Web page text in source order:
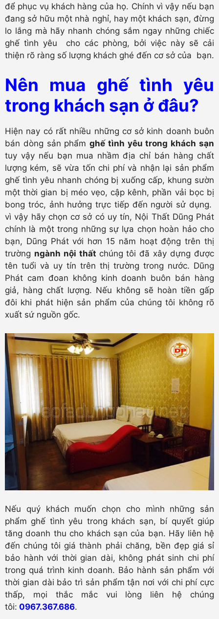
để phục vụ khách hàng của họ. Chính vì vậy nếu bạn
đang sở hữu một nhà nghỉ, hay một khách sạn, đừng
lo lắng mà hãy nhanh chóng sắm ngay những chiếc
ghế tình yêu cho các phòng, bởi việc này sẽ cải
thiện rõ ràng số lượng khách ghé đến cơ sở của bạn.
Nên mua ghế tình yêu
trong khách sạn ở đâu?
Hiện nay có rất nhiều những cơ sở kinh doanh buôn
bán dòng sản phẩmghế tình yêu trong khách sạn
tuy vậy nếu bạn mua nhầm địa chỉ bán hàng chất
lượng kém, sẽ vừa tốn chi phí và nhận lại sản phẩm
ghế tình yêu nhanh chóng bị xuống cấp, khung sườn
một thời gian bị méo vẹo, cập kênh, phần vải bọc bị
bong tróc, ảnh hưởng trực tiếp đến người sử dụng.
vì vậy hãy chọn cơ sở có uy tín, Nội Thất Dũng Phát
chính là một trong những sự lựa chọn hoàn hảo cho
bạn, Dũng Phát với hơn 15 năm hoạt động trên thị
trường ngành nội thất chúng tôi đã xây dựng được
tên tuổi và uy tín trên thị trường trong nước. Dũng
Phát cam đoan không kinh doanh buôn bán hàng
giả, hàng chất lượng. Nếu không sẽ hoàn tiền gấp
đôi khi phát hiện sản phẩm của chúng tôi không rõ
xuất sứ nguồn gốc.
Nếu quý khách muốn chọn cho mình những sản
phẩm ghế tình yêu trong khách sạn, bí quyết giúp
tăng doanh thu cho khách sạn của bạn. Hãy liên hệ
đến chúng tôi giá thành phải chăng, bền đẹp giá sỉ
bảo hành với thời gian dài, không phát sinh chi phí
trong quá trình kinh doanh. Bảo hành sản phẩm với
thời gian dài bảo trì sản phẩm tận nơi với chi phí cực
thấp, mọi thắc mắc vui lòng liên hệ chúng
tôi: 0967.367.686.